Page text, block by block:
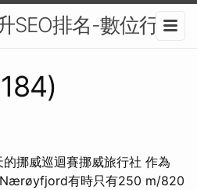
SEO排名-數位行銷
挪威巡迴賽挪威旅行社 作為
有時只有250 m/820